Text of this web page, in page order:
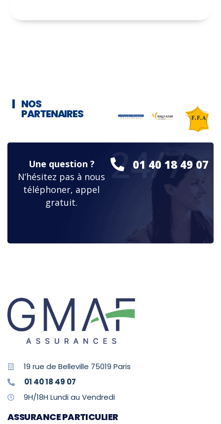
NOS
PARTENAIRES
Une question ?
N’hésitez pas à nous
téléphoner, appel
gratuit.
01 40 18 49 07
24/7
19 rue de Belleville 75019 Paris
01 40 18 49 07
9H/18H Lundi au Vendredi
ASSURANCE PARTICULIER